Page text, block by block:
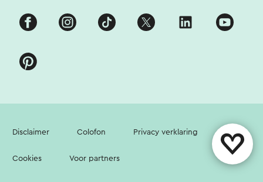
Disclaimer Colofon Privacy verklaring
Cookies Voor partners